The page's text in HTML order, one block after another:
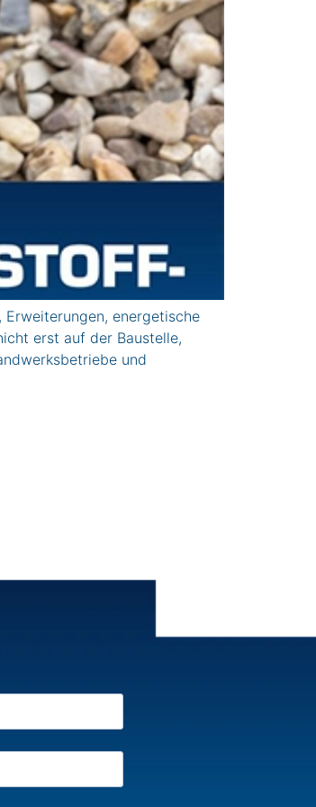
Erweiterungen, energetische
erst auf der Baustelle,
und